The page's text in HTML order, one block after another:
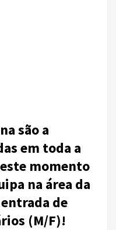
são a
em toda a
momento
na área da
de
(M/F)!